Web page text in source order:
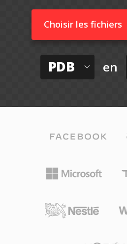
Choisir les fichiers
PDB en